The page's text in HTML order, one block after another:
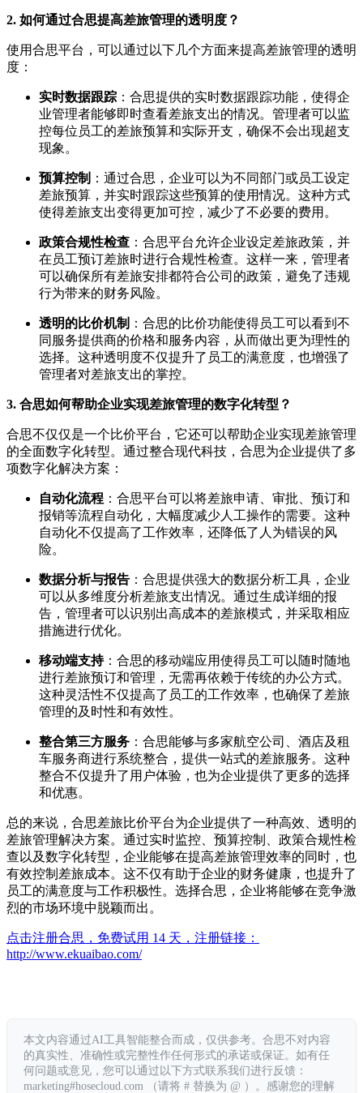
2. 如何通过合思提高差旅管理的透明度？
使用合思平台，可以通过以下几个方面来提高差旅管理的透明
度：
实时数据跟踪 ：合思提供的实时数据跟踪功能，使得企
业管理者能够即时查看差旅支出的情况。管理者可以监
控每位员工的差旅预算和实际开支，确保不会出现超支
现象。
预算控制 ：通过合思，企业可以为不同部门或员工设定
差旅预算，并实时跟踪这些预算的使用情况。这种方式
使得差旅支出变得更加可控，减少了不必要的费用。
政策合规性检查 ：合思平台允许企业设定差旅政策，并
在员工预订差旅时进行合规性检查。这样一来，管理者
可以确保所有差旅安排都符合公司的政策，避免了违规
行为带来的财务风险。
透明的比价机制 ：合思的比价功能使得员工可以看到不
同服务提供商的价格和服务内容，从而做出更为理性的
选择。这种透明度不仅提升了员工的满意度，也增强了
管理者对差旅支出的掌控。
3. 合思如何帮助企业实现差旅管理的数字化转型？
合思不仅仅是一个比价平台，它还可以帮助企业实现差旅管理
的全面数字化转型。通过整合现代科技，合思为企业提供了多
项数字化解决方案：
自动化流程 ：合思平台可以将差旅申请、审批、预订和
报销等流程自动化，大幅度减少人工操作的需要。这种
自动化不仅提高了工作效率，还降低了人为错误的风
险。
数据分析与报告 ：合思提供强大的数据分析工具，企业
可以从多维度分析差旅支出情况。通过生成详细的报
告，管理者可以识别出高成本的差旅模式，并采取相应
措施进行优化。
移动端支持：合思的移动端应用使得员工可以随时随地
进行差旅预订和管理，无需再依赖于传统的办公方式。
这种灵活性不仅提高了员工的工作效率，也确保了差旅
管理的及时性和有效性。
整合第三方服务 ：合思能够与多家航空公司、酒店及租
车服务商进行系统整合，提供一站式的差旅服务。这种
整合不仅提升了用户体验，也为企业提供了更多的选择
和优惠。
总的来说，合思差旅比价平台为企业提供了一种高效、透明的
差旅管理解决方案。通过实时监控、预算控制、政策合规性检
查以及数字化转型，企业能够在提高差旅管理效率的同时，也
有效控制差旅成本。这不仅有助于企业的财务健康，也提升了
员工的满意度与工作积极性。选择合思，企业将能够在竞争激
烈的市场环境中脱颖而出。
点击注册合思，免费试用 14 天，注册链接：
http://www.ekuaibao.com/
本文内容通过AI工具智能整合而成，仅供参考。合思不对内容
的真实性、准确性或完整性作任何形式的承诺或保证。如有任
何问题或意见，您可以通过以下方式联系我们进行反馈：
marketing#hosecloud.com （请将 # 替换为 @ ）。感谢您的理解